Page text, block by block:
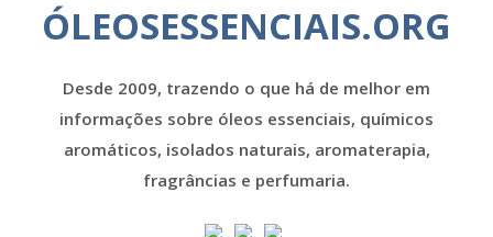
ÓLEOSESSENCIAIS.ORG
Desde 2009, trazendo o que há de melhor em
informações sobre óleos essenciais, químicos
aromáticos, isolados naturais, aromaterapia,
fragrâncias e perfumaria.